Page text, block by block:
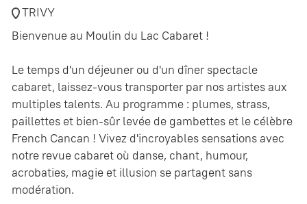
TRIVY
Bienvenue au Moulin du Lac Cabaret !
Le temps d'un déjeuner ou d'un dîner spectacle
cabaret, laissez-vous transporter par nos artistes aux
multiples talents. Au programme : plumes, strass,
paillettes et bien-sûr levée de gambettes et le célèbre
French Cancan ! Vivez d'incroyables sensations avec
notre revue cabaret où danse, chant, humour,
acrobaties, magie et illusion se partagent sans
modération.